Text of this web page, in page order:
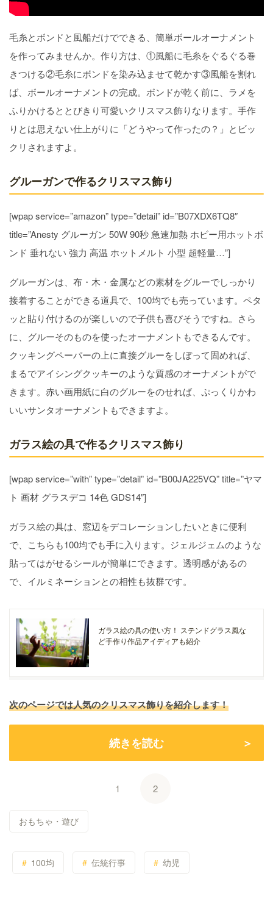
毛糸とボンドと風船だけでできる、簡単ボールオーナメント
を作ってみませんか。作り方は、①風船に毛糸をぐるぐる巻
きつける②毛糸にボンドを染み込ませて乾かす③風船を割れ
ば、ボールオーナメントの完成。ボンドが乾く前に、ラメを
ふりかけるととびきり可愛いクリスマス飾りなります。手作
りとは思えない仕上がりに「どうやって作ったの？」とビッ
クリされますよ。
グルーガンで作るクリスマス飾り
[wpap service=”amazon” type=”detail” id=”B07XDX6TQ8″
title=”Anesty グルーガン 50W 90秒 急速加熱 ホビー用ホットボ
ンド 垂れない 強力 高温 ホットメルト 小型 超軽量…”]
グルーガンは、布・木・金属などの素材をグルーでしっかり
接着することができる道具で、100均でも売っています。ペタ
ッと貼り付けるのが楽しいので子供も喜びそうですね。さら
に、グルーそのものを使ったオーナメントもできるんです。
クッキングペーパーの上に直接グルーをしぼって固めれば、
まるでアイシングクッキーのような質感のオーナメントがで
きます。赤い画用紙に白のグルーをのせれば、ぷっくりかわ
いいサンタオーナメントもできますよ。
ガラス絵の具で作るクリスマス飾り
[wpap service=”with” type=”detail” id=”B00JA225VQ” title=”ヤマ
ト 画材 グラスデコ 14色 GDS14″]
ガラス絵の具は、窓辺をデコレーションしたいときに便利
で、こちらも100均でも手に入ります。ジェルジェムのような
貼ってはがせるシールが簡単にできます。透明感があるの
で、イルミネーションとの相性も抜群です。
ガラス絵の具の使い方！ ステンドグラス風な
ど手作り作品アイディアも紹介
次のページでは人気のクリスマス飾りを紹介します！
続きを読む
1 2
おもちゃ・遊び
100均 伝統行事 幼児